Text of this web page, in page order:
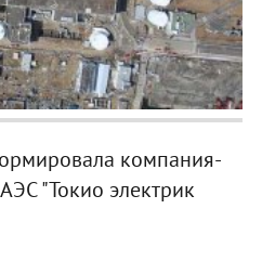
компания-
"Токио электрик